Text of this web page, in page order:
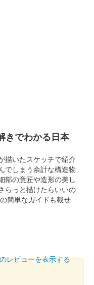
きでわかる日本
描いたスケッチで紹介
でしまう余計な構造物
部の意匠や造形の美し
らっと描けたらいいの
簡単なガイドも載せ
レビューを表示する